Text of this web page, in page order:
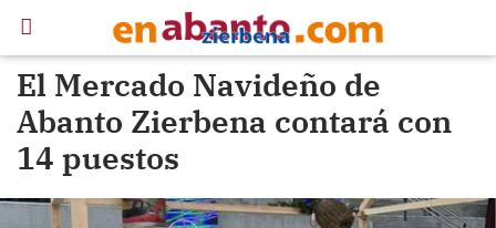
El Mercado Navideño de
Abanto Zierbena contará con
14 puestos